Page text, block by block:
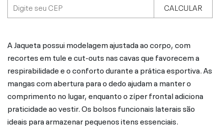
CALCULAR
A Jaqueta possui modelagem ajustada ao corpo, com
recortes em tule e cut-outs nas cavas que favorecem a
respirabilidade e o conforto durante a prática esportiva. As
mangas com abertura para o dedo ajudam a manter o
comprimento no lugar, enquanto o zíper frontal adiciona
praticidade ao vestir. Os bolsos funcionais laterais são
ideais para armazenar pequenos itens essenciais.